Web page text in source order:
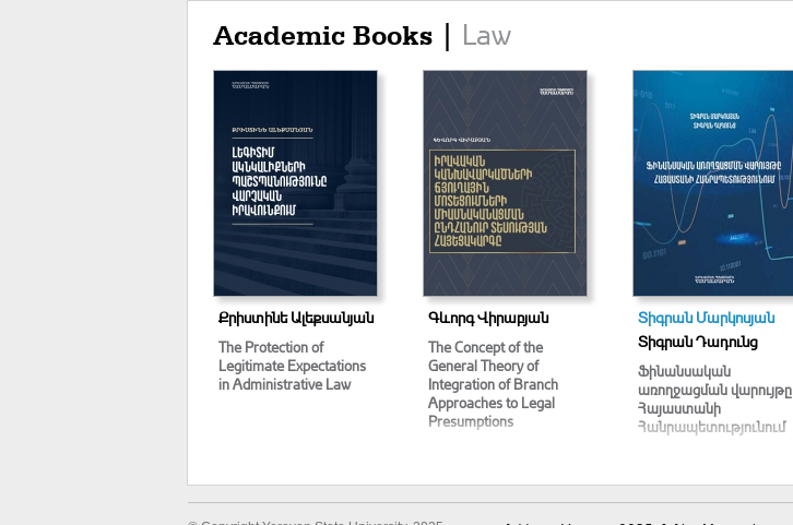
Academic Books | Law
Քրիստինե Ալեքսանյան
The Protection of
Legitimate Expectations
in Administrative Law
Գևորգ Վիրաբյան
The Concept of the
General Theory of
Integration of Branch
Approaches to Legal
Presumptions
Տիգրան Մարկոսյան
Տիգրան Դադունց
Ֆինանսական
առողջացման վարույթը
Հայաստանի
Հանրապետությունում